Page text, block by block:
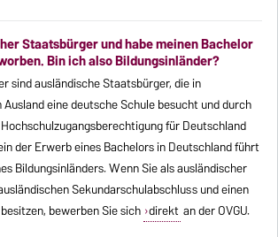
Staatsbürger und habe meinen Bachelor
Bin ich also Bildungsinländer?
sind ausländische Staatsbürger, die in
eine deutsche Schule besucht und durch
für Deutschland
der Erwerb eines Bachelors in Deutschland führt
Bildungsinländers. Wenn Sie als ausländischer
Sekundarschulabschluss und einen
bewerben Sie sich direkt an der OVGU.